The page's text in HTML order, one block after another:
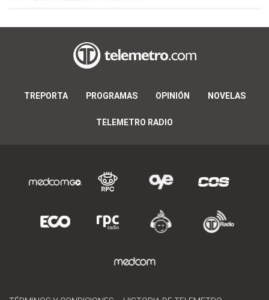
TREPORTA PROGRAMAS OPINIÓN NOVELAS
TELEMETRO RADIO